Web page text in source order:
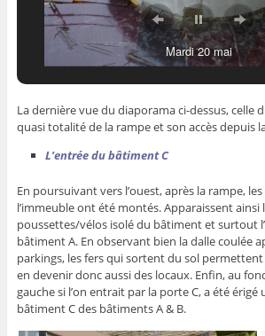
Mercredi 21 mai
La dernière vue du diaporama ci-dessus, celle
quasi totalité de la rampe et son accès depuis
L’entrée du bâtiment C
En poursuivant vers l’ouest, après la rampe,
l’immeuble ont été montés. Apparaissent ainsi
poussettes/vélos isolé du bâtiment et surtout
bâtiment A. En observant bien la dalle coulée
parkings, les fers qui sortent du sol
en devenir donc aussi des locaux. Enfin, au
gauche si l’on entrait par la porte C, a été
bâtiment C des bâtiments A & B.